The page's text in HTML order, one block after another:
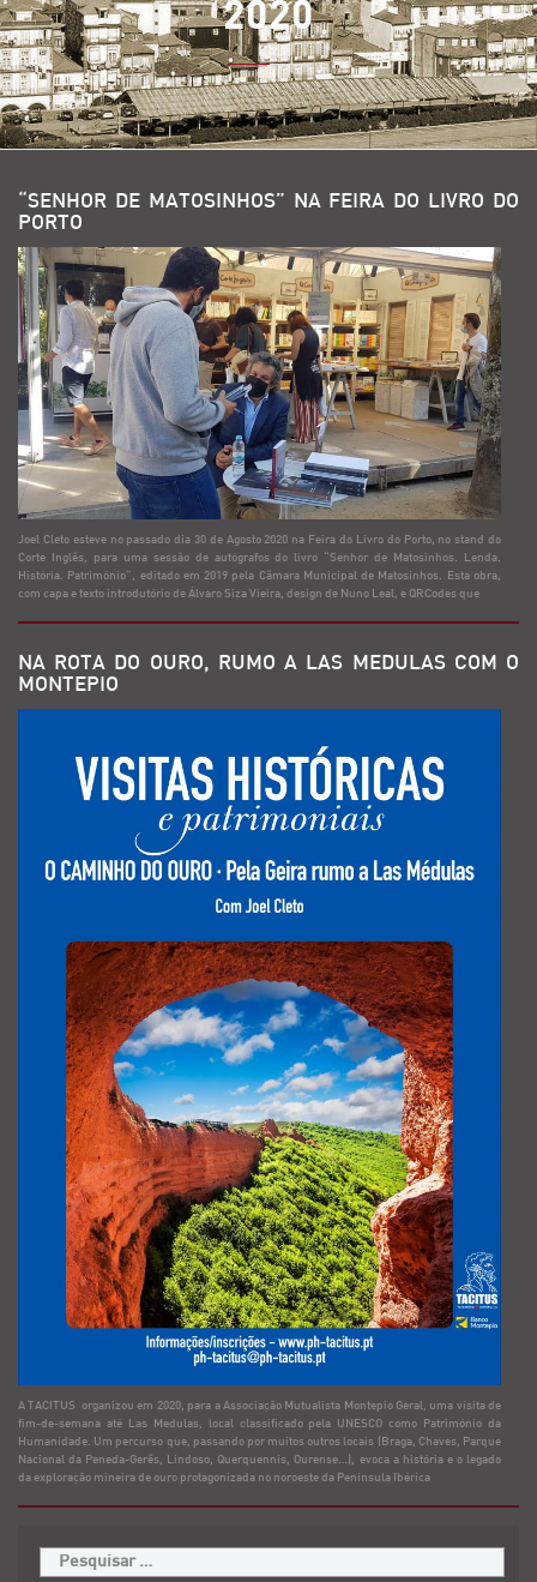
2020
“SENHOR DE MATOSINHOS” NA FEIRA DO LIVRO DO
PORTO
Joel Cleto esteve no passado dia 30 de Agosto 2020 na Feira do Livro do Porto, no stand do
Corte Inglês, para uma sessão de autógrafos do livro “Senhor de Matosinhos. Lenda.
História. Património”, editado em 2019 pela Câmara Municipal de Matosinhos. Esta obra,
com capa e texto introdutório de Álvaro Siza Vieira, design de Nuno Leal, e QRCodes que
NA ROTA DO OURO, RUMO A LAS MEDULAS COM O
MONTEPIO
A TACITUS organizou em 2020, para a Associação Mutualista Montepio Geral, uma visita de
fim-de-semana até Las Medulas, local classificado pela UNESCO como Património da
Humanidade. Um percurso que, passando por muitos outros locais (Braga, Chaves, Parque
Nacional da Peneda-Gerês, Lindoso, Querquennis, Ourense…), evoca a história e o legado
da exploração mineira de ouro protagonizada no noroeste da Península Ibérica